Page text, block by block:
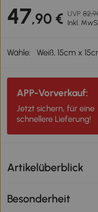
47,90 € UVP
Inkl.
Wähle: Weiß, 15cm x
APP-Vorverkauf:
Jetzt sichern, für eine
schnellere Lieferung!
Artikelüberblick
Besonderheit